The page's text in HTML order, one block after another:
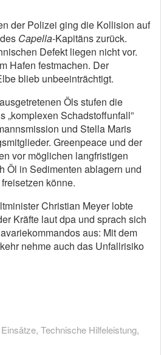
der Polizei ging die Kollision auf
Capella-Kapitäns zurück.
Defekt liegen nicht vor.
Hafen festmachen. Der
blieb unbeeinträchtigt.
Öls stufen die
„komplexen Schadstoffunfall”
und Stella Maris
Greenpeace und der
vor möglichen langfristigen
Öl in Sedimenten ablagern und
könne.
Christian Meyer lobte
Kräfte laut dpa und sprach sich
aus: Mit dem
nehme auch das Unfallrisiko
, Technische Hilfeleistung,